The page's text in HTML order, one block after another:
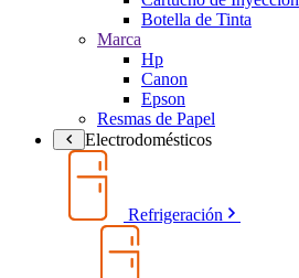
Botella de Tinta
Marca
Hp
Canon
Epson
Resmas de Papel
Electrodomésticos
Refrigeración